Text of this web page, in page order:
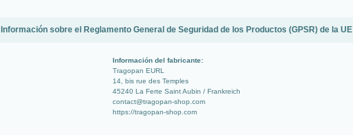
Información sobre el Reglamento General de Seguridad de los Productos (GPSR) de la UE
Información del fabricante:
Tragopan EURL
14, bis rue des Temples
45240 La Ferte Saint Aubin / Frankreich
contact@tragopan-shop.com
https://tragopan-shop.com